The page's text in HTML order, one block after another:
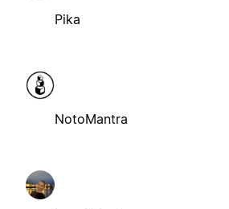
Pika
NotoMantra